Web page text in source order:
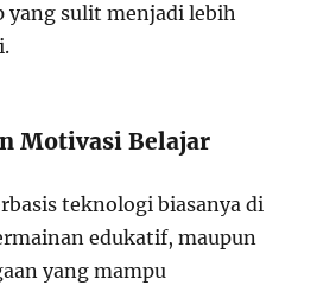
yang sulit menjadi lebih
Motivasi Belajar
teknologi biasanya di
edukatif, maupun
yang mampu